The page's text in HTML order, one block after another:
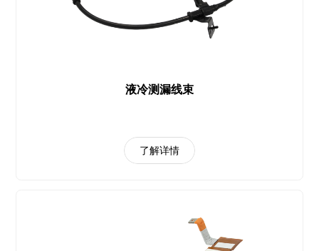
液冷测漏线束
了解详情